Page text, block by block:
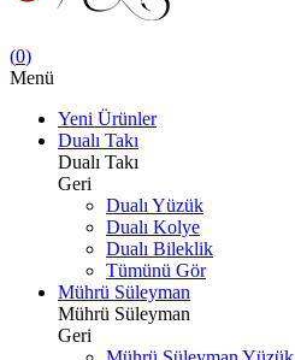
(0)
Menü
Yeni Ürünler
Dualı Takı
Dualı Takı
Geri
Dualı Yüzük
Dualı Kolye
Dualı Bileklik
Tümünü Gör
Mührü Süleyman
Mührü Süleyman
Geri